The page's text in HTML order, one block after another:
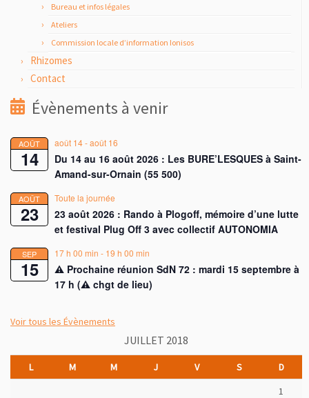
Bureau et infos légales
Ateliers
Commission locale d’information Ionisos
Rhizomes
Contact
Évènements à venir
AOÛT
14
août 14-août 16
Du 14 au 16 août 2026 : Les BURE’LESQUES à Saint-
Amand-sur-Ornain (55 500)
AOÛT
23
Toute la journée
23 août 2026 : Rando à Plogoff, mémoire d’une lutte
et festival Plug Off 3 avec collectif AUTONOMIA
SEP
15
17 h 00 min - 19 h 00 min
⚠︎ Prochaine réunion SdN 72 : mardi 15 septembre à
17 h (⚠︎ chgt de lieu)
Voir tous les Évènements
JUILLET 2018
L M M J V S
D
1